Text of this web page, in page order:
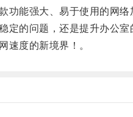
能强大、易于使用的网络
的问题，还是提升办公室
度的新境界！。